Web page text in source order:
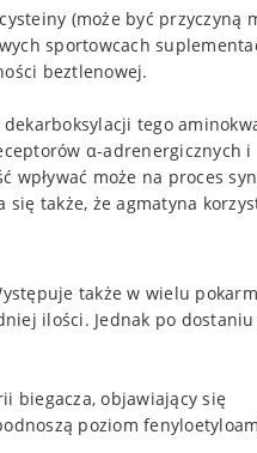
(może być przyczyną
sportowcach
beztlenowej.
tego
α-adrenergicznych i
wpływać może na proces
także, że agmatyna
także w wielu
ilości. Jednak po dostaniu
biegacza, objawiający się
poziom